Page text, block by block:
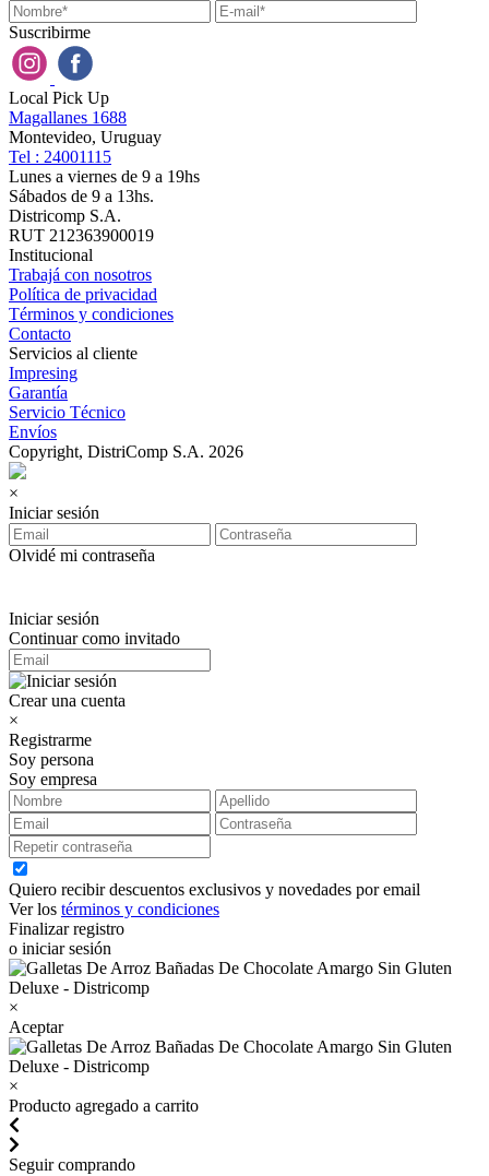
Suscribirme
Local Pick Up
Magallanes 1688
Montevideo, Uruguay
Tel : 24001115
Lunes a viernes de 9 a 19hs
Sábados de 9 a 13hs.
Districomp S.A.
RUT 212363900019
Institucional
Trabajá con nosotros
Política de privacidad
Términos y condiciones
Contacto
Servicios al cliente
Impresing
Garantía
Servicio Técnico
Envíos
Copyright, DistriComp S.A. 2026
×
Iniciar sesión
Olvidé mi contraseña
Iniciar sesión
Continuar como invitado
Crear una cuenta
×
Registrarme
Soy persona
Soy empresa
Quiero recibir descuentos exclusivos y novedades por email
Ver los términos y condiciones
Finalizar registro
o iniciar sesión
×
Aceptar
×
Producto agregado a carrito
Seguir comprando